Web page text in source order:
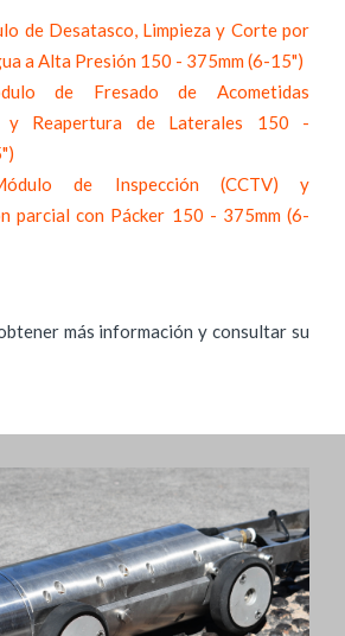
de Desatasco, Limpieza y Corte por
a Alta Presión 150 - 375mm (6-15")
de Fresado de Acometidas
y Reapertura de Laterales 150 -
de Inspección (CCTV) y
parcial con Pácker 150 - 375mm (6-
más información y consultar su